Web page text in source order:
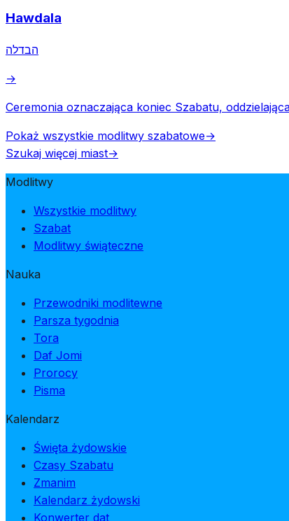
Hawdala
הבדלה
→
Ceremonia oznaczająca koniec Szabatu,
Pokaż wszystkie modlitwy szabatowe→
Szukaj więcej miast→
Modlitwy
Wszystkie modlitwy
Szabat
Modlitwy świąteczne
Nauka
Przewodniki modlitewne
Parsza tygodnia
Tora
Daf Jomi
Prorocy
Pisma
Kalendarz
Święta żydowskie
Czasy Szabatu
Zmanim
Kalendarz żydowski
Konwerter dat